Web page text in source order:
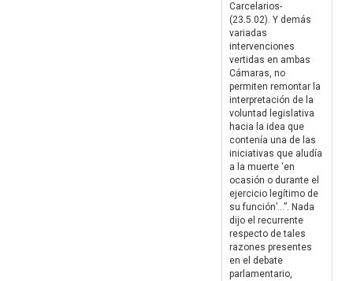
Carcelarios-
(23.5.02). Y demás
variadas
intervenciones
vertidas en ambas
Cámaras, no
permiten remontar la
interpretación de la
voluntad legislativa
hacia la idea que
contenía una de las
iniciativas que aludía
a la muerte ‘en
ocasión o durante el
ejercicio legítimo de
su función’…”. Nada
dijo el recurrente
respecto de tales
razones presentes
en el debate
parlamentario,